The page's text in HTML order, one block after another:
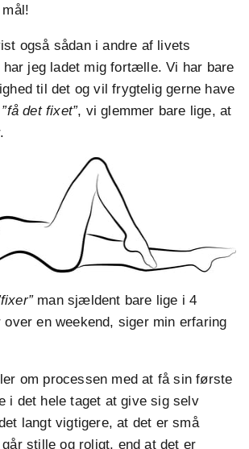
også sådan i andre af livets
jeg ladet mig fortælle. Vi har bare
til det og vil frygtelig gerne have
”få det fixet”, vi glemmer bare lige, at
man sjældent bare lige i 4
over en weekend, siger min erfaring
om processen med at få sin første
i det hele taget at give sig selv
langt vigtigere, at det er små
stille og roligt, end at det er